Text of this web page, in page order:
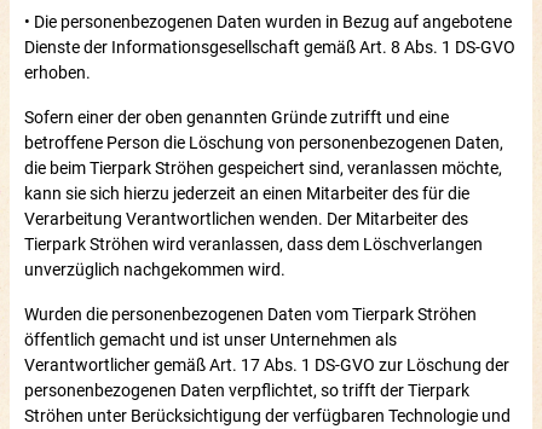
• Die personenbezogenen Daten wurden in Bezug auf angebotene
Dienste der Informationsgesellschaft gemäß Art. 8 Abs. 1 DS-GVO
erhoben.
Sofern einer der oben genannten Gründe zutrifft und eine
betroffene Person die Löschung von personenbezogenen Daten,
die beim Tierpark Ströhen gespeichert sind, veranlassen möchte,
kann sie sich hierzu jederzeit an einen Mitarbeiter des für die
Verarbeitung Verantwortlichen wenden. Der Mitarbeiter des
Tierpark Ströhen wird veranlassen, dass dem Löschverlangen
unverzüglich nachgekommen wird.
Wurden die personenbezogenen Daten vom Tierpark Ströhen
öffentlich gemacht und ist unser Unternehmen als
Verantwortlicher gemäß Art. 17 Abs. 1 DS-GVO zur Löschung der
personenbezogenen Daten verpflichtet, so trifft der Tierpark
Ströhen unter Berücksichtigung der verfügbaren Technologie und